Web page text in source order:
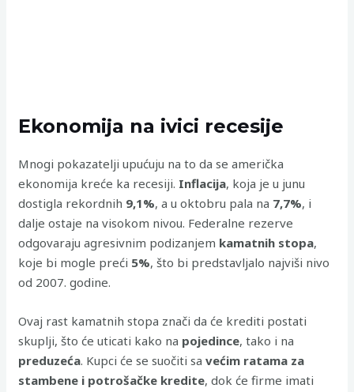
Ekonomija na ivici recesije
Mnogi pokazatelji upućuju na to da se američka
ekonomija kreće ka recesiji. Inflacija, koja je u junu
dostigla rekordnih 9,1%, a u oktobru pala na 7,7%, i
dalje ostaje na visokom nivou. Federalne rezerve
odgovaraju agresivnim podizanjem kamatnih stopa,
koje bi mogle preći 5%, što bi predstavljalo najviši nivo
od 2007. godine.
Ovaj rast kamatnih stopa znači da će krediti postati
skuplji, što će uticati kako na pojedince, tako i na
preduzeća. Kupci će se suočiti savećim ratama za
stambene i potrošačke kredite, dok će firme imati